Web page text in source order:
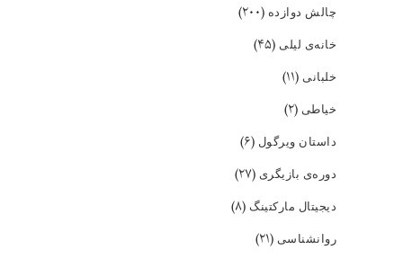
چالش دوازده (۲۰۰)
خانه‌ی لیلی (۴۵)
خلبانی (۱۱)
خیاطی (۲)
داستان ویرگول (۶)
دوره‌ی بازیگری (۲۷)
دیجیتال مارکتینگ (۸)
روانشناسی (۲۱)